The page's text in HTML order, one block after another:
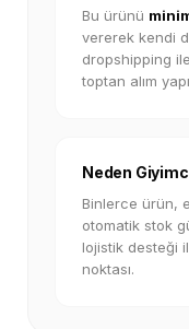
Bu ürünü
vererek kendi
dropshipping
toptan alım
Neden
Binlerce ürün,
otomatik stok
lojistik desteği
noktası.